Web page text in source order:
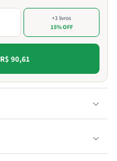
+3 livros
15% OFF
R$ 90,61